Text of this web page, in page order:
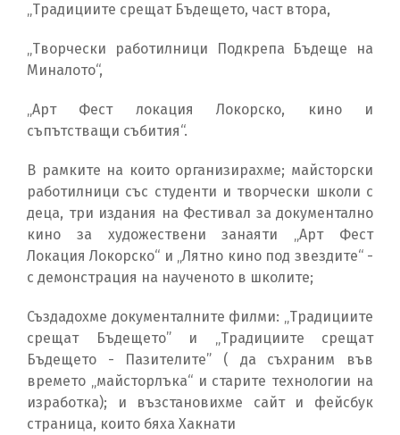
„Традициите срещат Бъдещето, част втора,
„Творчески работилници Подкрепа Бъдеще на
Миналото“,
„Арт Фест локация Локорско, кино и
съпътстващи събития“.
В рамките на които организирахме; майсторски
работилници със студенти и творчески школи с
деца, три издания на Фестивал за документално
кино за художествени занаяти „Арт Фест
Локация Локорско“ и „Лятно кино под звездите“ -
с демонстрация на наученото в школите;
Създадохме документалните филми: „Традициите
срещат Бъдещето” и „Традициите срещат
Бъдещето - Пазителите” ( да съхраним във
времето „майсторлъка“ и старите технологии на
изработка); и възстановихме сайт и фейсбук
страница, които бяха Хакнати